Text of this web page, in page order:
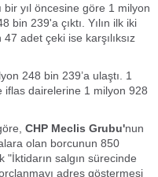
bir yıl öncesine göre 1 milyon
239'a çıktı. Yılın ilk iki
adet çeki ise karşılıksız
248 bin 239’a ulaştı. 1
iflas dairelerine 1 milyon 928
CHP Meclis Grubu'nun
olan borcunun 850
"İktidarın salgın sürecinde
adres göstermesi